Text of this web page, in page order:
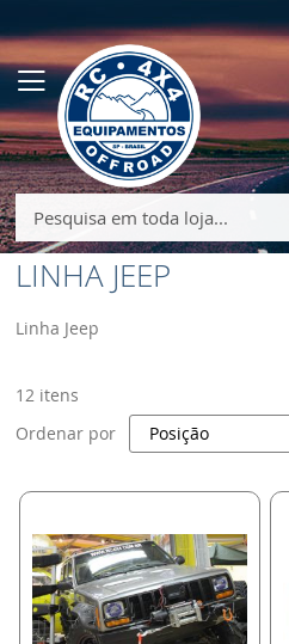
Alternar
Nav
LINHA JEEP
Linha Jeep
12 itens
Ordenar por